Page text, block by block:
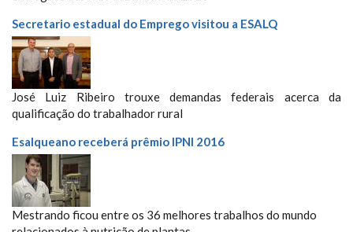
Secretario estadual do Emprego visitou a ESALQ
José Luiz Ribeiro trouxe demandas federais acerca da
qualificação do trabalhador rural
Esalqueano receberá prêmio IPNI 2016
Mestrando ficou entre os 36 melhores trabalhos do mundo